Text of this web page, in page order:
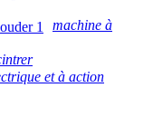
machine à
et à action